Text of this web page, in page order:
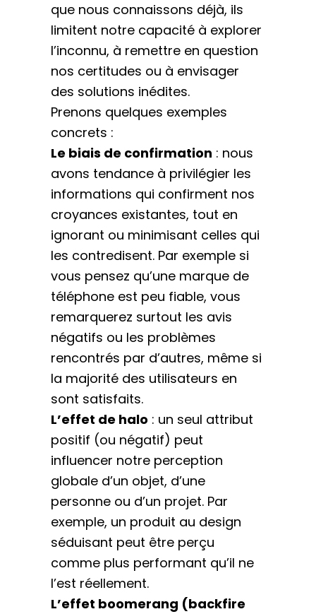
que nous connaissons déjà, ils
limitent notre capacité à explorer
l’inconnu, à remettre en question
nos certitudes ou à envisager
des solutions inédites.
Prenons quelques exemples
concrets :
Le biais de confirmation : nous
avons tendance à privilégier les
informations qui confirment nos
croyances existantes, tout en
ignorant ou minimisant celles qui
les contredisent. Par exemple si
vous pensez qu’une marque de
téléphone est peu fiable, vous
remarquerez surtout les avis
négatifs ou les problèmes
rencontrés par d’autres, même si
la majorité des utilisateurs en
sont satisfaits.
L’effet de halo : un seul attribut
positif (ou négatif) peut
influencer notre perception
globale d’un objet, d’une
personne ou d’un projet. Par
exemple, un produit au design
séduisant peut être perçu
comme plus performant qu’il ne
l’est réellement.
L’effet boomerang (backfire